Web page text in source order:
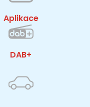
Aplikace
DAB+